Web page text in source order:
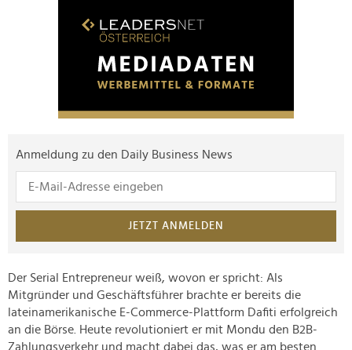
Anmeldung zu den Daily Business News
JETZT ANMELDEN
Der Serial Entrepreneur weiß, wovon er spricht: Als
Mitgründer und Geschäftsführer brachte er bereits die
lateinamerikanische E-Commerce-Plattform Dafiti erfolgreich
an die Börse. Heute revolutioniert er mit Mondu den B2B-
Zahlungsverkehr und macht dabei das, was er am besten